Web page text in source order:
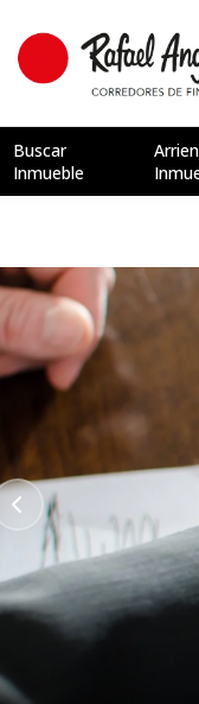
Buscar
Inmueble